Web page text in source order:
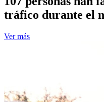
tráfico durante el
Ver más